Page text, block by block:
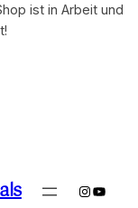
ist in Arbeit und